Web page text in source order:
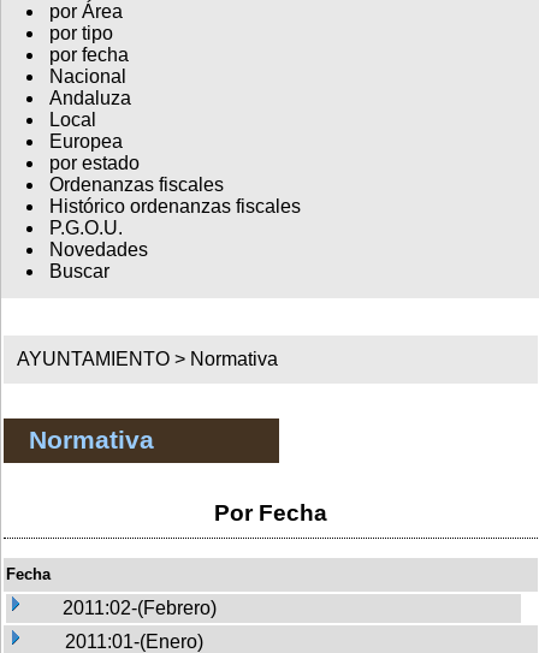
por Área
por tipo
por fecha
Nacional
Andaluza
Local
Europea
por estado
Ordenanzas fiscales
Histórico ordenanzas fiscales
P.G.O.U.
Novedades
Buscar
AYUNTAMIENTO > Normativa
Normativa
Por Fecha
Fecha
2011:02-(Febrero)
2011:01-(Enero)